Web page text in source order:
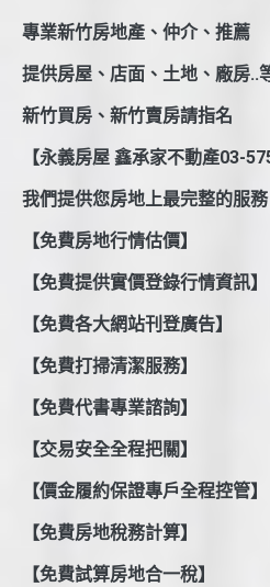
專業新竹房地產、仲介、推薦
提供房屋、店面、土地、廠房..
新竹買房、新竹賣房請指名
【永義房屋 鑫承家不動產03-
我們提供您房地上最完整的服務
【免費房地行情估價】
【免費提供實價登錄行情資訊】
【免費各大網站刊登廣告】
【免費打掃清潔服務】
【免費代書專業諮詢】
【交易安全全程把關】
【價金履約保證專戶全程控管】
【免費房地稅務計算】
【免費試算房地合一稅】